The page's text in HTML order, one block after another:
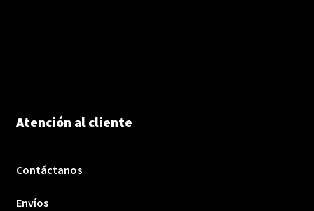
Atención al cliente
Contáctanos
Envíos